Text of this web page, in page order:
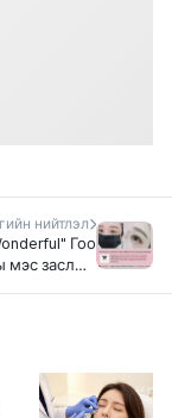
нийтлэл
Гоо
мэс заслын